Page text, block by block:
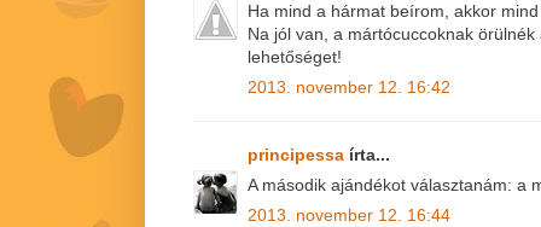
Ha mind a hármat beírom, akkor
Na jól van, a mártócuccoknak
lehetőséget!
2013. november 12. 16:42
principessa írta...
A második ajándékot választanám: a
2013. november 12. 16:44